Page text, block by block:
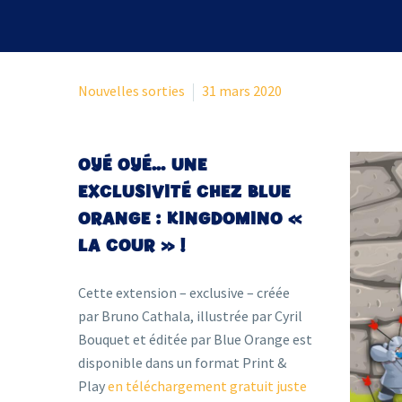
Nouvelles sorties 31 mars 2020
OYÉ OYÉ… UNE
EXCLUSIVITÉ CHEZ BLUE
ORANGE : KINGDOMINO «
LA COUR » !
Cette extension – exclusive – créée
par Bruno Cathala, illustrée par Cyril
Bouquet et éditée par Blue Orange est
disponible dans un format Print &
Playen téléchargement gratuit juste